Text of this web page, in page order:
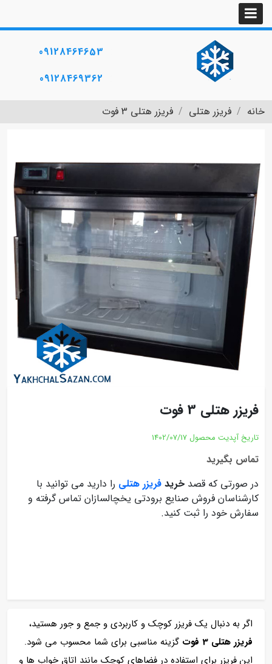
09128464653
09128469362
خانه فریزر هتلی فریزر هتلی 3 فوت
فریزر هتلی 3 فوت
تاریخ آپدیت محصول 1402/07/17
تماس بگیرید
در صورتی که قصد خرید فریزر هتلی را دارید می توانید با
کارشناسان فروش صنایع برودتی یخچالسازان تماس گرفته و
سفارش خود را ثبت کنید.
اگر به دنبال یک فریزر کوچک و کاربردی و جمع و جور هستید،
فریزر هتلی 3 فوت
گزینه مناسبی برای شما محسوب می شود.
این فریزر برای استفاده در فضاهای کوچک مانند اتاق خواب ها و